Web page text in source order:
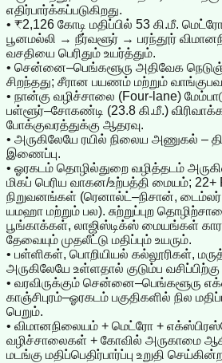
எதிர்பார்க்கப்படுகிறது.
• ₹2,126 கோடி மதிப்பில் 53 கி.மீ. மெட்ரோ
பூனமல்லி → நீர்வளூர் → பரந்தூர்
வசதியை பெரிதும் உயர்த்தும்.
• சென்னை–பெங்களூரு அதிவேக
சிறந்தது; சீரான பயணம் மற்றும்
• நான்கு வழிச்சாலை (Four‑lane)
பள்ளூர்–சோகண்டி (23.8 கி.மீ.)
போக்குவரத்துக்கு ஆதரவு.
• அருகிலேயே ரயில் நிலைய அணுகல் –
இணைப்பு.
• ஓரகடம் தொழில்துறை வழித்தடம்
மிகப் பெரிய வாகன/உற்பத்தி மையம்; 22+
நிறுவனங்கள் (ரெனால்ட்–நிசான்,
யமஹா மற்றும் பல). சுற்றுப்புற
பூங்காக்கள், லாஜிஸ்டிக்ஸ் மையங்கள்
தேவையும் முதலீட்டு மதிப்பும் உயரும்.
• பள்ளிகள், பொறியியல் கல்லூரிகள்,
அருகிலேயே உள்ளதால் குடும்ப வசிப்பிற்கு
• வரவிருக்கும் சென்னை–பெங்களூரு
காஞ்சிபுரம்–ஓரகடம் பகுதிகளில் நில
பெறும்.
• விமானநிலையம் + மெட்ரோ +
வழிச்சாலைகள் + கோவில் அருகாமை
மடங்கு மதிப்பெதிர்பார்ப்பு உறுதி